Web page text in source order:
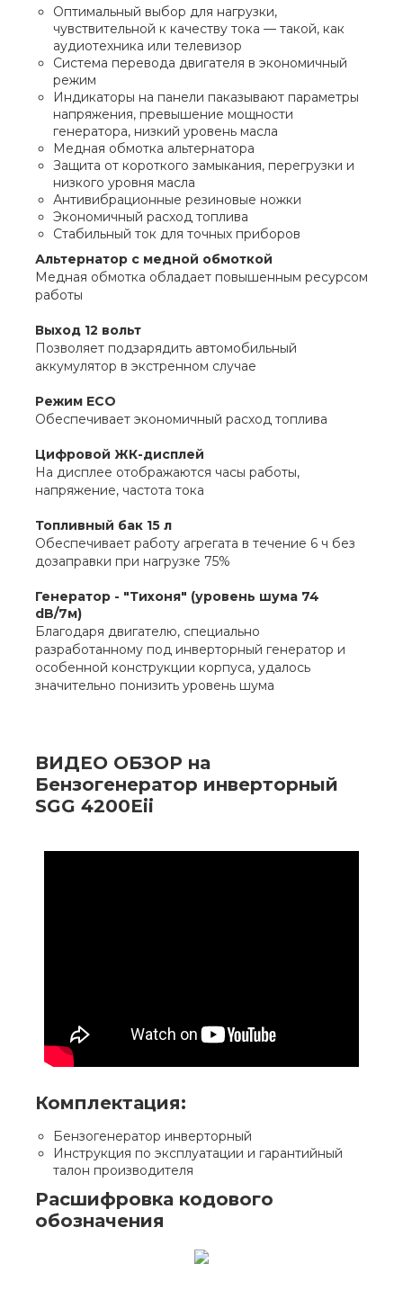
Оптимальный выбор для нагрузки,
чувствительной к качеству тока — такой, как
аудиотехника или телевизор
Система перевода двигателя в экономичный
режим
Индикаторы на панели паказывают параметры
напряжения, превышение мощности
генератора, низкий уровень масла
Медная обмотка альтернатора
Защита от короткого замыкания, перегрузки и
низкого уровня масла
Антивибрационные резиновые ножки
Экономичный расход топлива
Стабильный ток для точных приборов
Альтернатор с медной обмоткой
Медная обмотка обладает повышенным ресурсом
работы
Выход 12 вольт
Позволяет подзарядить автомобильный
аккумулятор в экстренном случае
Режим ECO
Обеспечивает экономичный расход топлива
Цифровой ЖК-дисплей
На дисплее отображаются часы работы,
напряжение, частота тока
Топливный бак 15 л
Обеспечивает работу агрегата в течение 6 ч без
дозаправки при нагрузке 75%
Генератор - "Тихоня" (уровень шума 74
dB/7м)
Благодаря двигателю, специально
разработанному под инверторный генератор и
особенной конструкции корпуса, удалось
значительно понизить уровень шума
ВИДЕО ОБЗОР на
Бензогенератор инверторный
SGG 4200Eii
Комплектация:
Бензогенератор инверторный
Инструкция по эксплуатации и гарантийный
талон производителя
Расшифровка кодового
обозначения